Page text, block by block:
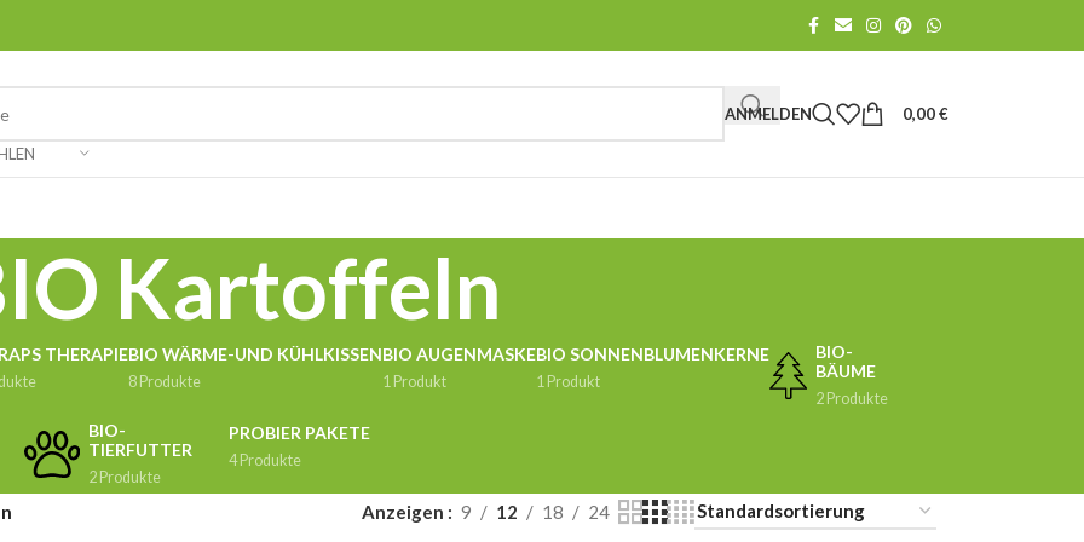
ANMELDEN 0,00€
Kartoffeln
THERAPIEBIO WÄRME-UND KÜHLKISSEN
8 Produkte
BIO AUGENMASKE
1 Produkt
BIO SONNENBLUMENKERNE
1 Produkt
BIO-
BÄUME
2 Produkte
BIO-
TIERFUTTER
2 Produkte
PROBIER PAKETE
4 Produkte
Anzeigen 9 12 18 24